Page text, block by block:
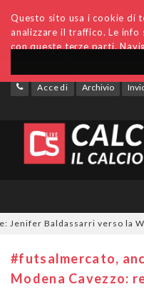
Questo sito usa i cookie di
analizzare il traffico. Le info
con queste terze parti.
Accedi Archivio
Baldassarri verso la
#futsalmercato,
Modena Cavezzo: